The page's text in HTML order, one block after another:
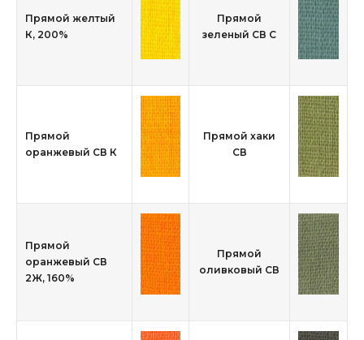
Прямой желтый
К, 200%
Прямой
зеленый СВ С
Прямой
оранжевый СВ К
Прямой хаки
СВ
Прямой
оранжевый СВ
2Ж, 160%
Прямой
оливковый СВ